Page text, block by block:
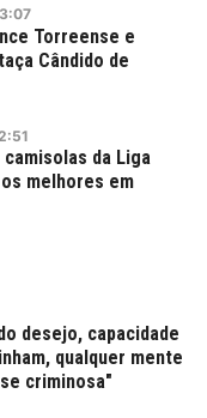
Torreense e
Cândido de
camisolas da Liga
melhores em
desejo, capacidade
qualquer mente
criminosa"